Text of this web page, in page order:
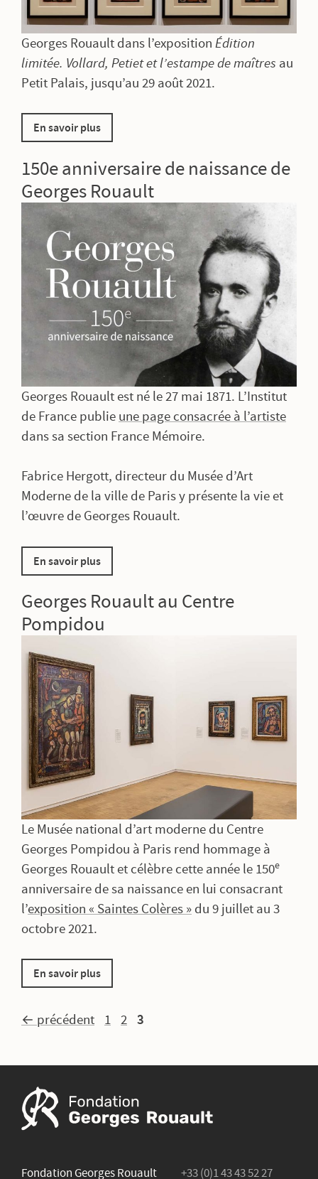
Georges Rouault dans l’exposition Édition
limitée. Vollard, Petiet et l’estampe de maîtres au
Petit Palais, jusqu’au 29 août 2021.
En savoir plus
150e anniversaire de naissance de
Georges Rouault
Georges Rouault est né le 27 mai 1871. L’Institut
de France publie une page consacrée à l’artiste
dans sa section France Mémoire.
Fabrice Hergott, directeur du Musée d’Art
Moderne de la ville de Paris y présente la vie et
l’œuvre de Georges Rouault.
En savoir plus
Georges Rouault au Centre
Pompidou
Le Musée national d’art moderne du Centre
Georges Pompidou à Paris rend hommage à
Georges Rouault et célèbre cette année le 150e
anniversaire de sa naissance en lui consacrant
l’exposition « Saintes Colères » du 9 juillet au 3
octobre 2021.
En savoir plus
← précédent Page
1 Page
2 Page
3
Fondation Georges Rouault +33 (0)1 43 43 52 27